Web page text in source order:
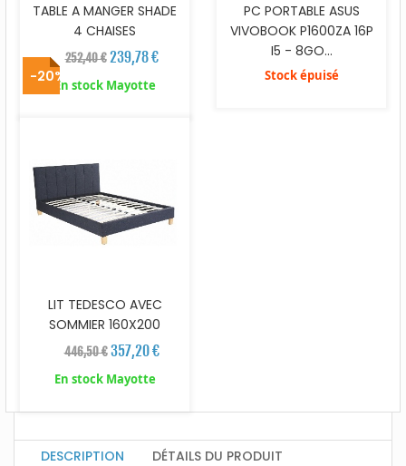
TABLE A MANGER SHADE
4 CHAISES
252,40 € 239,78 €
En stock Mayotte
PC PORTABLE ASUS
VIVOBOOK P1600ZA 16P
I5 - 8GO...
Stock épuisé
-20%
LIT TEDESCO AVEC
SOMMIER 160X200
446,50 € 357,20 €
En stock Mayotte
DESCRIPTION
DÉTAILS DU PRODUIT